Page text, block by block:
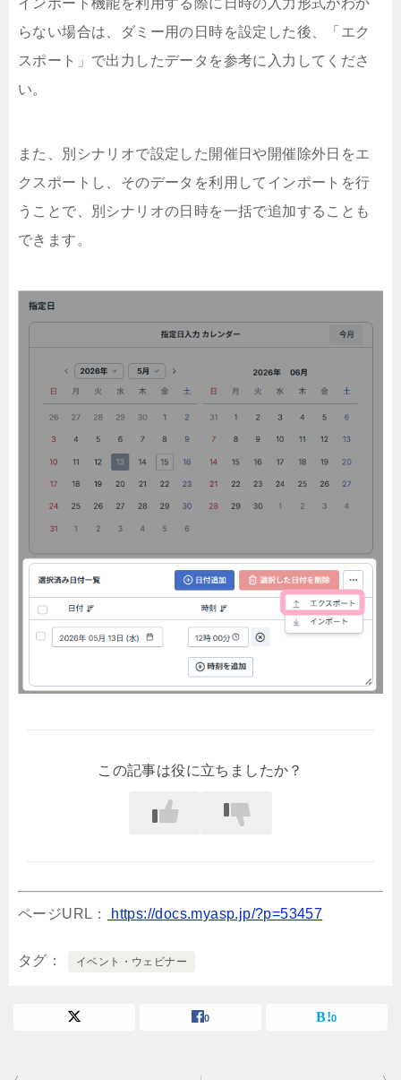
インポート機能を利用する際に日時の入力形式がわか
らない場合は、ダミー用の日時を設定した後、「エク
スポート」で出力したデータを参考に入力してくださ
い。
また、別シナリオで設定した開催日や開催除外日をエ
クスポートし、そのデータを利用してインポートを行
うことで、別シナリオの日時を一括で追加することも
できます。
この記事は役に立ちましたか？
ページURL： https://docs.myasp.jp/?p=53457
タグ イベント・ウェビナー
0 0